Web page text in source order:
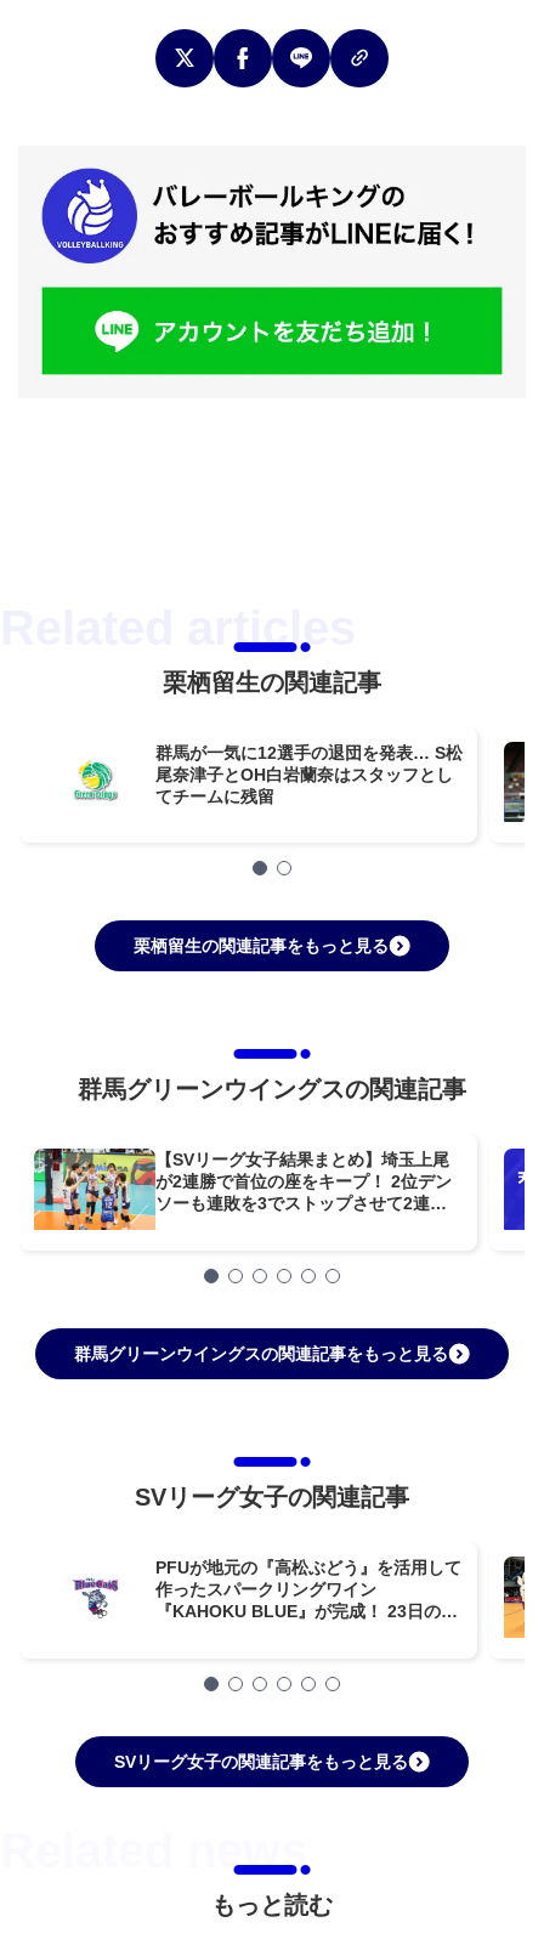
栗栖留生の関連記事
群馬が一気に12選手の退団を発表… S松
尾奈津子とOH白岩蘭奈はスタッフとし
てチームに残留
栗栖留生の関連記事をもっと見る
群馬グリーンウイングスの関連記事
【SVリーグ女子結果まとめ】埼玉上尾
が2連勝で首位の座をキープ！ 2位デン
ソーも連敗を3でストップさせて2連勝
群馬グリーンウイングスの関連記事をもっと見る
SVリーグ女子の関連記事
PFUが地元の『高松ぶどう』を活用して
作ったスパークリングワイン
『KAHOKU BLUE』が完成！ 23日のホ
SVリーグ女子の関連記事をもっと見る
もっと読む